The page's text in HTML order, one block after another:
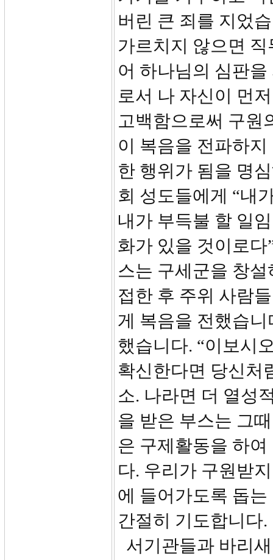
버린 큰 죄를 지었
가르치지 않으면
어 하나님의 심판
로서 나 자신이 먼
고백함으로써 구원
이 복음을 전파하
한 행위가 됨을 명
회 성도들에게 “내
내가 부득불 할 일
화가 있을 것이로
스는 구세군을 창
접한 후 주위 사람
게 복음을 전했습
했습니다. “이보시
확신한다면 당신처
소. 나라면 더 열성
을 받은 부스는 그
은 구제활동을 하
다. 우리가 구원받
에 들어가도록 돕는
간절히 기도합니다.
서기관들과 바리